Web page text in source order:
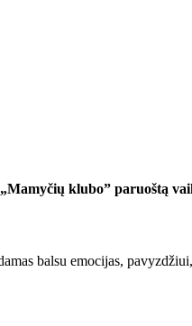
klubo” paruoštą
balsu emocijas,